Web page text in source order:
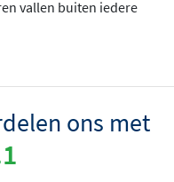
vallen buiten iedere
ons met